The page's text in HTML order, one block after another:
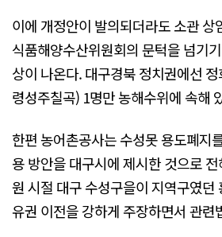
이에 개정안이 발의되더라도 소관 상
식품해양수산위원회의 문턱을 넘기
상이 나온다. 대구경북 정치권에선
령성주칠곡) 1명만 농해수위에 속해
한편 농어촌공사는 수성못 용도폐지
용 방안을 대구시에 제시한 것으로
원 시절 대구 수성구을이 지역구였던
유권 이전을 강하게 주장하면서 관련